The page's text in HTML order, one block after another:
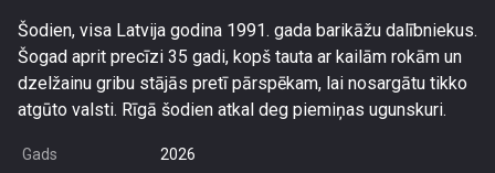
Šodien, visa Latvija godina 1991. gada barikāžu dalībniekus.
Šogad aprit precīzi 35 gadi, kopš tauta ar kailām rokām un
dzelžainu gribu stājās pretī pārspēkam, lai nosargātu tikko
atgūto valsti. Rīgā šodien atkal deg piemiņas ugunskuri.
Gads 2026